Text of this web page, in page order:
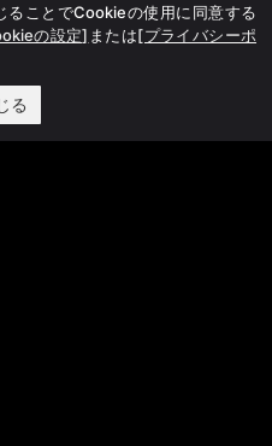
ることでCookieの使用に同意する
の設定] または[プライバシーポ
る